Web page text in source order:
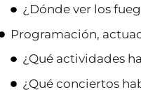
¿Dónde ver los
Programación,
¿Qué actividades
¿Qué conciertos